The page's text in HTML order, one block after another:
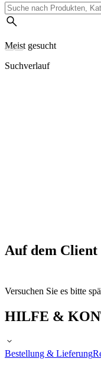
Meist gesucht
Suchverlauf
Auf dem Client
Versuchen Sie es bitte
HILFE &
Bestellung & Lieferung